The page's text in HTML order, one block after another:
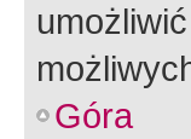
Góra